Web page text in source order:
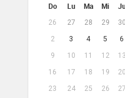
Do Lu Ma Mi
26 27 28 29 30
2
3 4 5 6
9
10 11 12 13
16
17 18 19 20
23
24 25 26 27